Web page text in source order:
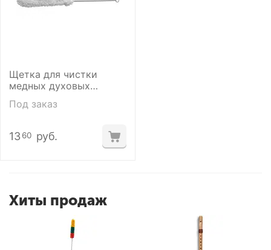
Щетка для чистки
медных духовых
инструментов Dunlop
HE3001
Под заказ
13 60 руб.
Хиты продаж